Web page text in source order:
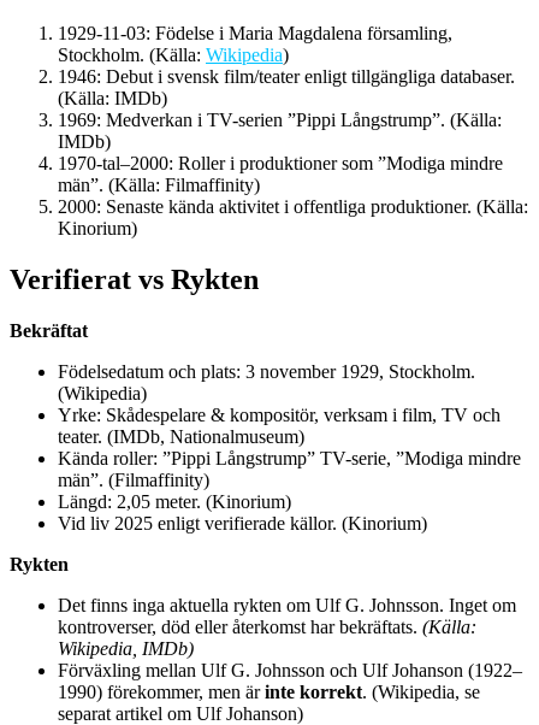
1929-11-03: Födelse i Maria Magdalena församling,
Stockholm. (Källa: Wikipedia)
1946: Debut i svensk film/teater enligt tillgängliga databaser.
(Källa: IMDb)
1969: Medverkan i TV-serien ”Pippi Långstrump”. (Källa:
IMDb)
1970-tal–2000: Roller i produktioner som ”Modiga mindre
män”. (Källa: Filmaffinity)
2000: Senaste kända aktivitet i offentliga produktioner. (Källa:
Kinorium)
Verifierat vs Rykten
Bekräftat
Födelsedatum och plats: 3 november 1929, Stockholm.
(Wikipedia)
Yrke: Skådespelare & kompositör, verksam i film, TV och
teater. (IMDb, Nationalmuseum)
Kända roller: ”Pippi Långstrump” TV-serie, ”Modiga mindre
män”. (Filmaffinity)
Längd: 2,05 meter. (Kinorium)
Vid liv 2025 enligt verifierade källor. (Kinorium)
Rykten
Det finns inga aktuella rykten om Ulf G. Johnsson. Inget om
kontroverser, död eller återkomst har bekräftats. (Källa:
Wikipedia, IMDb)
Förväxling mellan Ulf G. Johnsson och Ulf Johanson (1922–
1990) förekommer, men ärinte korrekt. (Wikipedia, se
separat artikel om Ulf Johanson)